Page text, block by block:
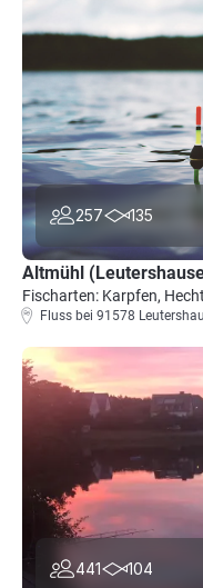
257 135
Altmühl
Fischarten: Karpfen,
Fluss bei 91578
441 104